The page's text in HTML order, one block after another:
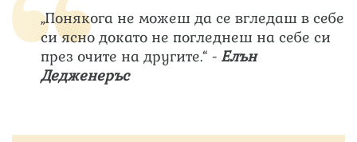
„Понякога не можеш да се вгледаш в себе
си ясно докато не погледнеш на себе си
през очите на другите.“ - Елън
Дедженеръс